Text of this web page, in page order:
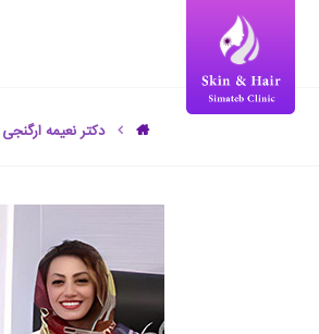
دکتر نعیمه ارگنجی